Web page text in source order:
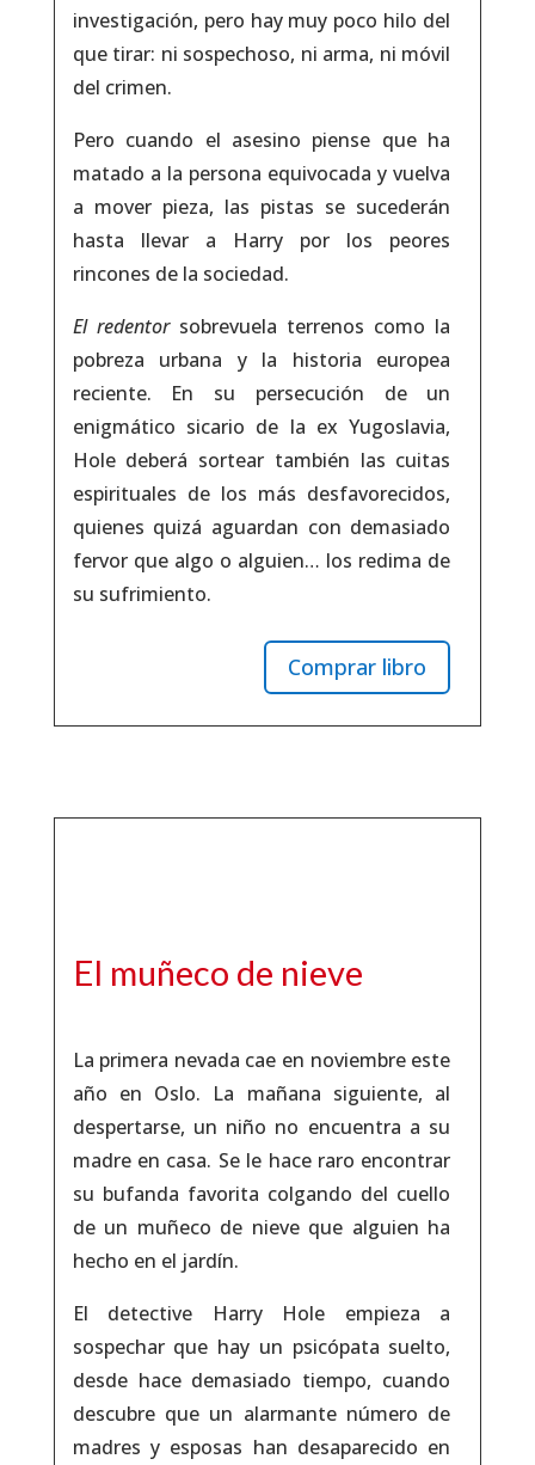
investigación, pero hay muy poco hilo del
que tirar: ni sospechoso, ni arma, ni móvil
del crimen.
Pero cuando el asesino piense que ha
matado a la persona equivocada y vuelva
a mover pieza, las pistas se sucederán
hasta llevar a Harry por los peores
rincones de la sociedad.
El redentorsobrevuela terrenos como la
pobreza urbana y la historia europea
reciente. En su persecución de un
enigmático sicario de la ex Yugoslavia,
Hole deberá sortear también las cuitas
espirituales de los más desfavorecidos,
quienes quizá aguardan con demasiado
fervor que algo o alguien… los redima de
su sufrimiento.
Comprar libro
El muñeco de nieve
La primera nevada cae en noviembre este
año en Oslo. La mañana siguiente, al
despertarse, un niño no encuentra a su
madre en casa. Se le hace raro encontrar
su bufanda favorita colgando del cuello
de un muñeco de nieve que alguien ha
hecho en el jardín.
El detective Harry Hole empieza a
sospechar que hay un psicópata suelto,
desde hace demasiado tiempo, cuando
descubre que un alarmante número de
madres y esposas han desaparecido en